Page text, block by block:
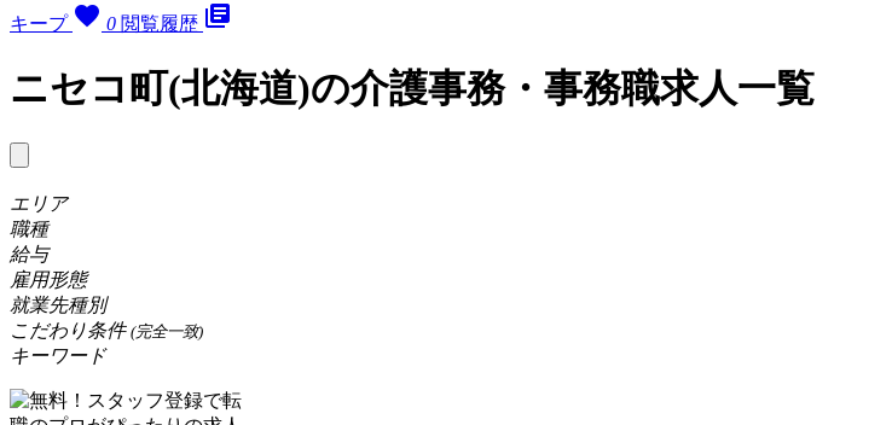
キープ favorite 0 閲覧履歴 library_books
ニセコ町(北海道)の介護事務・事務職求人一覧
エリア
職種
給与
雇用形態
就業先種別
こだわり条件 (完全一致)
キーワード